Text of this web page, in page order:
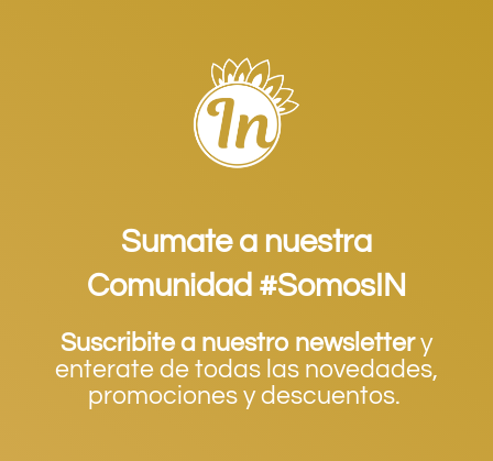
Sumate a nuestra
Comunidad #SomosIN
Suscribite a nuestro newslettery
enterate de todas las novedades,
promociones y descuentos.